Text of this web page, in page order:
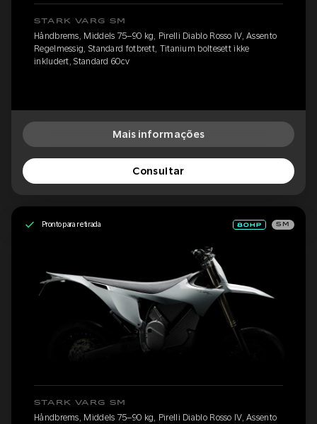
STARK VARG SM
Håndbrems, Middels 75–90 kg, Pirelli Diablo Rosso IV, Assento
Regelmessig, Standard fotbrett, Titanium boltesett ikke
inkludert, Standard 60cv
Mais informações
Consultar
Pronto para retirada SM
STARK VARG SM
Håndbrems, Middels 75–90 kg, Pirelli Diablo Rosso IV, Assento